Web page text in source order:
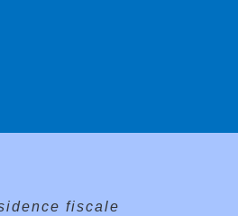
fiscale